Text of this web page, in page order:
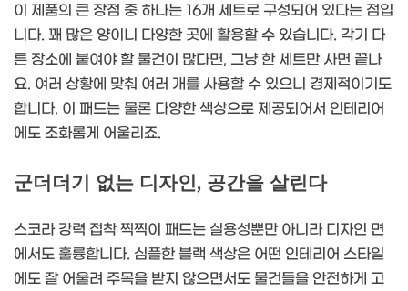
이 제품의 큰 장점 중 하나는 16개 세트로 구성되어 있다는 점입
니다. 꽤 많은 양이니 다양한 곳에 활용할 수 있습니다. 각기 다
른 장소에 붙여야 할 물건이 많다면, 그냥 한 세트만 사면 끝나
요. 여러 상황에 맞춰 여러 개를 사용할 수 있으니 경제적이기도
합니다. 이 패드는 물론 다양한 색상으로 제공되어서 인테리어
에도 조화롭게 어울리죠.
군더더기 없는 디자인, 공간을 살린다
스코라 강력 접착 찍찍이 패드는 실용성뿐만 아니라 디자인 면
에서도 훌륭합니다. 심플한 블랙 색상은 어떤 인테리어 스타일
에도 잘 어울려 주목을 받지 않으면서도 물건들을 안전하게 고